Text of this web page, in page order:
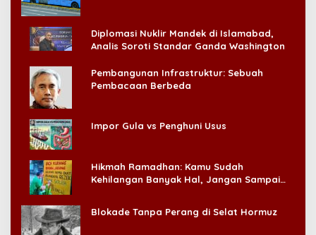
Diplomasi Nuklir Mandek di Islamabad,
Analis Soroti Standar Ganda Washington
Pembangunan Infrastruktur: Sebuah
Pembacaan Berbeda
Impor Gula vs Penghuni Usus
Hikmah Ramadhan: Kamu Sudah
Kehilangan Banyak Hal, Jangan Sampai
Blokade Tanpa Perang di Selat Hormuz